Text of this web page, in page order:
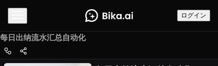
ログイン
每日出纳流水汇总自动化